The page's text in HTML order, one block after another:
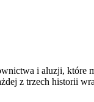
aluzjei aluzji,
z trzech historii